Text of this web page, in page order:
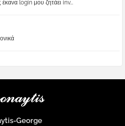
login μου ζητάει inv...
George